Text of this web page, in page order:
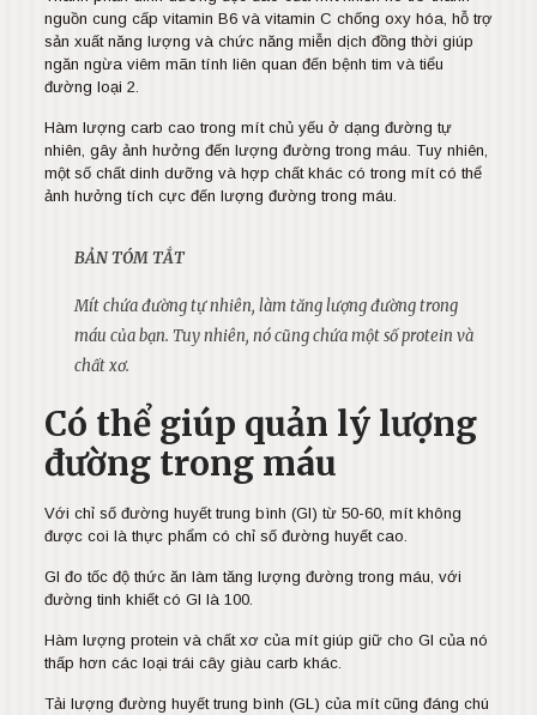
nguồn cung cấp vitamin B6 và vitamin C chống oxy hóa, hỗ trợ
sản xuất năng lượng và chức năng miễn dịch đồng thời giúp
ngăn ngừa viêm mãn tính liên quan đến bệnh tim và tiểu
đường loại 2.
Hàm lượng carb cao trong mít chủ yếu ở dạng đường tự
nhiên, gây ảnh hưởng đến lượng đường trong máu. Tuy nhiên,
một số chất dinh dưỡng và hợp chất khác có trong mít có thể
ảnh hưởng tích cực đến lượng đường trong máu.
BẢN TÓM TẮT
Mít chứa đường tự nhiên, làm tăng lượng đường trong
máu của bạn. Tuy nhiên, nó cũng chứa một số protein và
chất xơ.
Có thể giúp quản lý lượng
đường trong máu
Với chỉ số đường huyết trung bình (GI) từ 50-60, mít không
được coi là thực phẩm có chỉ số đường huyết cao.
GI đo tốc độ thức ăn làm tăng lượng đường trong máu, với
đường tinh khiết có GI là 100.
Hàm lượng protein và chất xơ của mít giúp giữ cho GI của nó
thấp hơn các loại trái cây giàu carb khác.
Tải lượng đường huyết trung bình (GL) của mít cũng đáng chú